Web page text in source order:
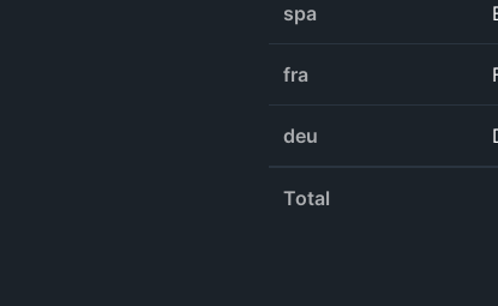
spa
fra
deu
Total